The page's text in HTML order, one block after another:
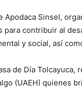
Sinsel,
para contribuir al
y social, así
de Día Tolcayuca,
(UAEH) quienes